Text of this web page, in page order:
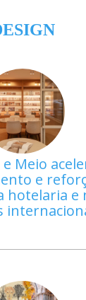
Meio
e
hotelaria e